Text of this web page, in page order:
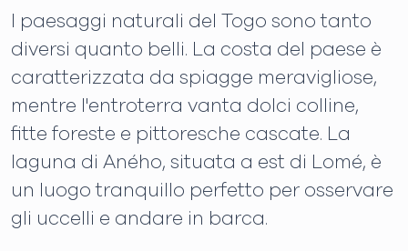
I paesaggi naturali del Togo sono tanto
diversi quanto belli. La costa del paese è
caratterizzata da spiagge meravigliose,
mentre l'entroterra vanta dolci colline,
fitte foreste e pittoresche cascate. La
laguna di Aného, ​​situata a est di Lomé, è
un luogo tranquillo perfetto per osservare
gli uccelli e andare in barca.